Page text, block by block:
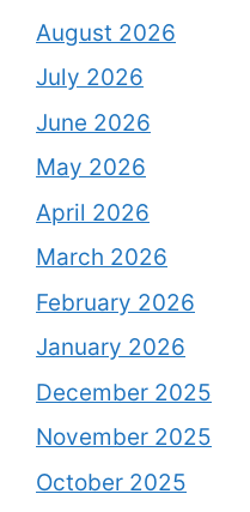
August 2026
July 2026
June 2026
May 2026
April 2026
March 2026
February 2026
January 2026
December 2025
November 2025
October 2025